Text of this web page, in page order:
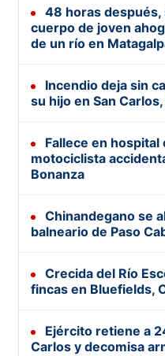
48 horas después,
cuerpo de joven
de un río en
Incendio deja sin
su hijo en San
Fallece en hospital
motociclista
Bonanza
Chinandegano se
balneario de Paso
Crecida del Río
fincas en Bluefields,
Ejército retiene a
Carlos y decomisa